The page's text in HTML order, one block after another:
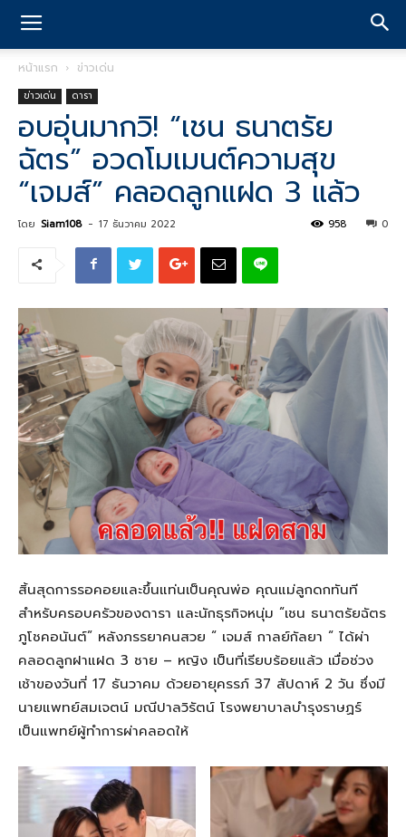
หน้าแรก ข่าวเด่น
ข่าวเด่น ดารา
อบอุ่นมากวิ! “เชน ธนาตรัย
ฉัตร” อวดโมเมนต์ความสุข
“เจมส์” คลอดลูกแฝด 3 แล้ว
โดย Siam108 - 17 ธันวาคม 2022 0
958
สิ้นสุดการรอคอยและขึ้นแท่นเป็นคุณพ่อ คุณแม่ลูกดกทันที
สำหรับครอบครัวของดารา และนักธุรกิจหนุ่ม “เชน ธนาตรัยฉัตร
ภูโชคอนันต์” หลังภรรยาคนสวย “ เจมส์ กาลย์กัลยา “ ได้ผ่า
คลอดลูกฝาแฝด 3 ชาย – หญิง เป็นที่เรียบร้อยแล้ว เมื่อช่วง
เช้าของวันที่ 17 ธันวาคม ด้วยอายุครรภ์ 37 สัปดาห์ 2 วัน ซึ่งมี
นายแพทย์สมเจตน์ มณีปาลวิรัตน์ โรงพยาบาลบำรุงราษฏร์
เป็นแพทย์ผู้ทำการผ่าคลอดให้